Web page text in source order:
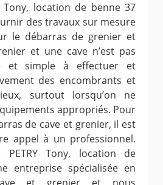
Tony, location de benne 37
des travaux sur mesure
le débarras de grenier et
et une cave n’est pas
et simple à effectuer et
des encombrants et
surtout lorsqu’on ne
appropriés. Pour
de cave et grenier, il est
appel à un professionnel.
PETRY Tony, location de
entreprise spécialisée en